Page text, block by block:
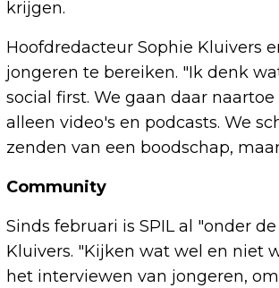
krijgen.
Hoofdredacteur Sophie Kluivers
jongeren te bereiken. "Ik denk
social first. We gaan daar
alleen video's en podcasts. We
zenden van een boodschap,
Community
Sinds februari is SPIL al "onder
Kluivers. "Kijken wat wel en niet
het interviewen van jongeren,